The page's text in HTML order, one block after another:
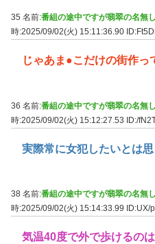
35 名前:番組の途中ですが翡翠の名無
時:2025/09/02(火) 15:11:36.90
じゃあま●こだけの街作っ
36 名前:番組の途中ですが翡翠の名無
時:2025/09/02(火) 15:12:27.53 ID:/
実際常に女犯したいとは
38 名前:番組の途中ですが翡翠の名無
時:2025/09/02(火) 15:14:33.99
ID:UX/
気温40度で外で歩けるの